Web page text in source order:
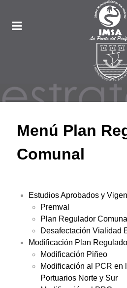
Menú Plan
Comunal
Estudios Aprobados y
Premval
Plan Regulador Comunal
Desafectación Vialidad
Modificación Plan
Modificación Piñeo
Modificación al PCR en
Portuarios Norte y Sur